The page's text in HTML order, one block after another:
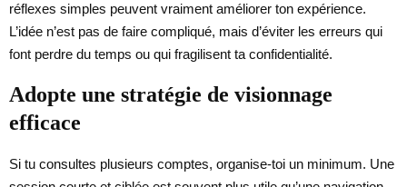
réflexes simples peuvent vraiment améliorer ton expérience.
L’idée n’est pas de faire compliqué, mais d’éviter les erreurs qui
font perdre du temps ou qui fragilisent ta confidentialité.
Adopte une stratégie de visionnage
efficace
Si tu consultes plusieurs comptes, organise-toi un minimum. Une